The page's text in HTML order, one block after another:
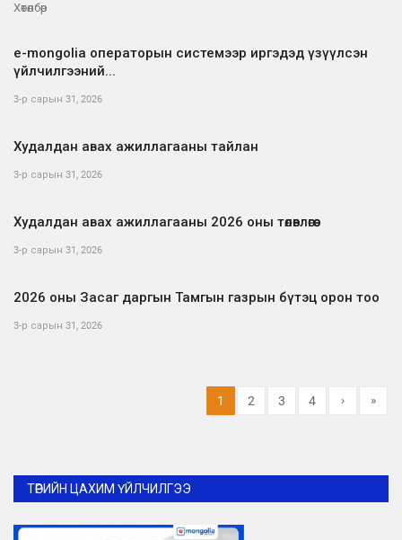
Хөтөлбөр
е-mongolia операторын системээр иргэдэд үзүүлсэн
үйлчилгээний...
3-р сарын 31, 2026
Худалдан авах ажиллагааны тайлан
3-р сарын 31, 2026
Худалдан авах ажиллагааны 2026 оны төлөвлөгөө
3-р сарын 31, 2026
2026 оны Засаг даргын Тамгын газрын бүтэц орон тоо
3-р сарын 31, 2026
1 2 3 4 › »
ТӨРИЙН ЦАХИМ ҮЙЛЧИЛГЭЭ